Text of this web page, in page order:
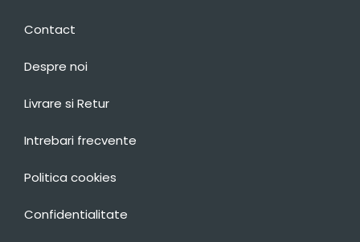
Contact
Despre noi
Livrare si Retur
Intrebari frecvente
Politica cookies
Confidentialitate